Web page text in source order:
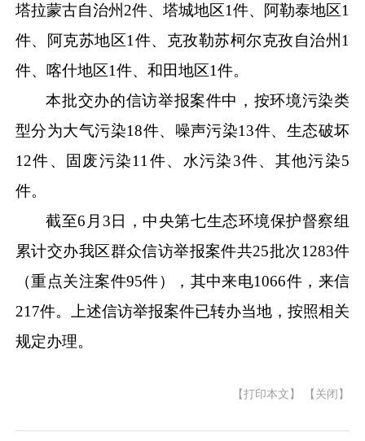
塔拉蒙古自治州2件、塔城地区1件、阿勒泰地区1
件、阿克苏地区1件、克孜勒苏柯尔克孜自治州1
件、喀什地区1件、和田地区1件。
本批交办的信访举报案件中，按环境污染类
型分为大气污染18件、噪声污染13件、生态破坏
12件、固废污染11件、水污染3件、其他污染5
件。
截至6月3日，中央第七生态环境保护督察组
累计交办我区群众信访举报案件共25批次1283件
（重点关注案件95件），其中来电1066件，来信
217件。上述信访举报案件已转办当地，按照相关
规定办理。
【打印本文】 【关闭】